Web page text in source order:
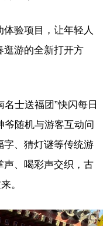
验项目，让年轻人
逛游的全新打开方
名士送福团”快闪每日
爷随机与游客互动问
字、猜灯谜等传统游
声、喝彩声交织，古
。